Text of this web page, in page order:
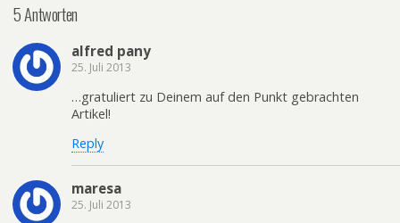
5 Antworten
alfred pany
25. Juli 2013
…gratuliert zu Deinem auf den Punkt gebrachten
Artikel!
Reply
maresa
25. Juli 2013